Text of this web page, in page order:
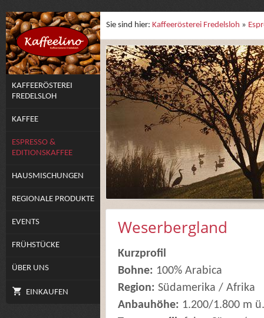
KAFFEERÖSTEREI
FREDELSLOH
KAFFEE
ESPRESSO &
EDITIONSKAFFEE
HAUSMISCHUNGEN
REGIONALE PRODUKTE
EVENTS
FRÜHSTÜCKE
ÜBER UNS
EINKAUFEN
Sie sind hier: Kaffeerösterei Fredelsloh »
Weserbergland
Kurzprofil
Bohne: 100% Arabica
Region: Südamerika / Afrika
Anbauhöhe: 1.200/1.800 m